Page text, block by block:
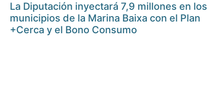
La Diputación inyectará 7,9 millones en los
municipios de la Marina Baixa con el Plan
+Cerca y el Bono Consumo